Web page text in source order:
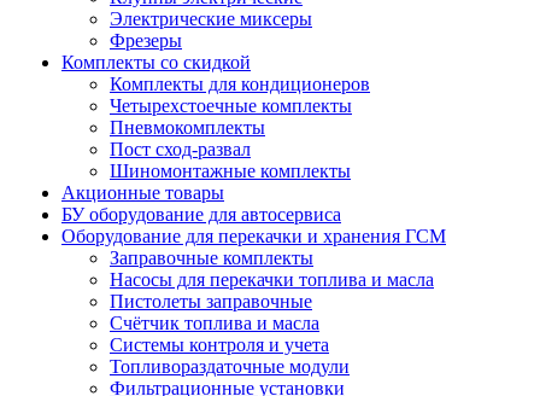
Электрические миксеры
Фрезеры
Комплекты со скидкой
Комплекты для кондиционеров
Четырехстоечные комплекты
Пневмокомплекты
Пост сход-развал
Шиномонтажные комплекты
Акционные товары
БУ оборудование для автосервиса
Оборудование для перекачки и хранения ГСМ
Заправочные комплекты
Насосы для перекачки топлива и масла
Пистолеты заправочные
Счётчик топлива и масла
Системы контроля и учета
Топливораздаточные модули
Фильтрационные установки